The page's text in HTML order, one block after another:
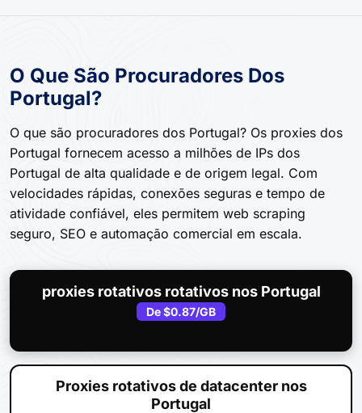
O Que São Procuradores Dos
Portugal?
O que são procuradores dos Portugal? Os proxies dos
Portugal fornecem acesso a milhões de IPs dos
Portugal de alta qualidade e de origem legal. Com
velocidades rápidas, conexões seguras e tempo de
atividade confiável, eles permitem web scraping
seguro, SEO e automação comercial em escala.
proxies rotativos rotativos nos Portugal
De$0.87/GB
Proxies rotativos de datacenter nos
Portugal